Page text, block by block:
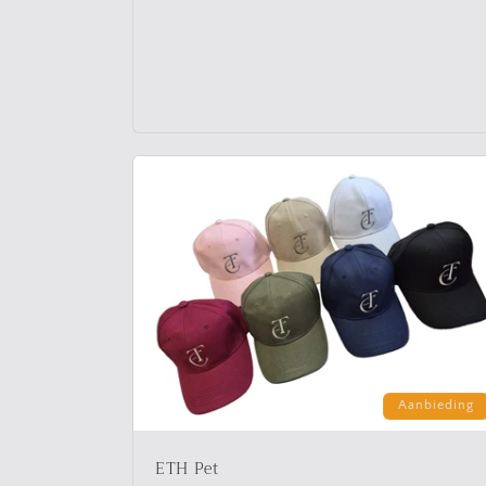
Aanbieding
ETH Pet